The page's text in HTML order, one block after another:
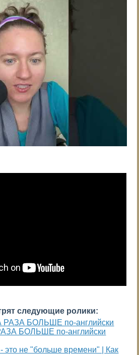
следующие ролики:
БОЛЬШЕ по-английски